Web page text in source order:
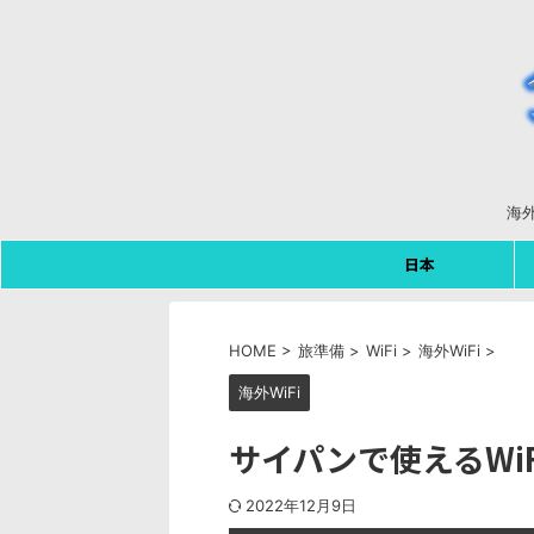
海
日本
HOME > 旅準備 > WiFi > 海外WiFi >
海外WiFi
サイパンで使える
2022年12月9日